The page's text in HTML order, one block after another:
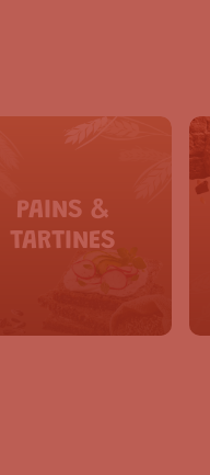
PAINS &
TARTINES